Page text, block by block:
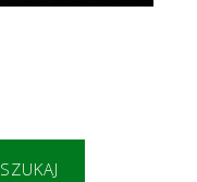
SZUKAJ